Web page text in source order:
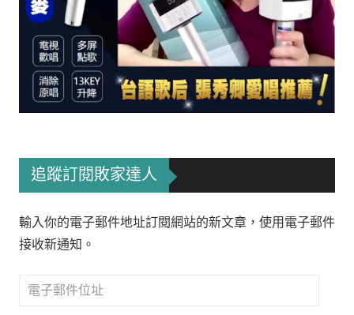
追蹤訂閱敗家達人
輸入你的電子郵件地址訂閱網站的新文章，使用電子郵件
接收新通知。
電